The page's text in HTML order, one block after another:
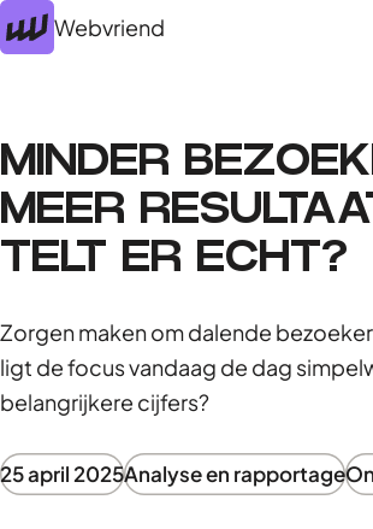
Webvriend
MINDER
MEER
TELT ER ECHT?
Zorgen maken om dalende
ligt de focus vandaag de dag
belangrijkere cijfers?
25 april 2025Analyse en rapportage